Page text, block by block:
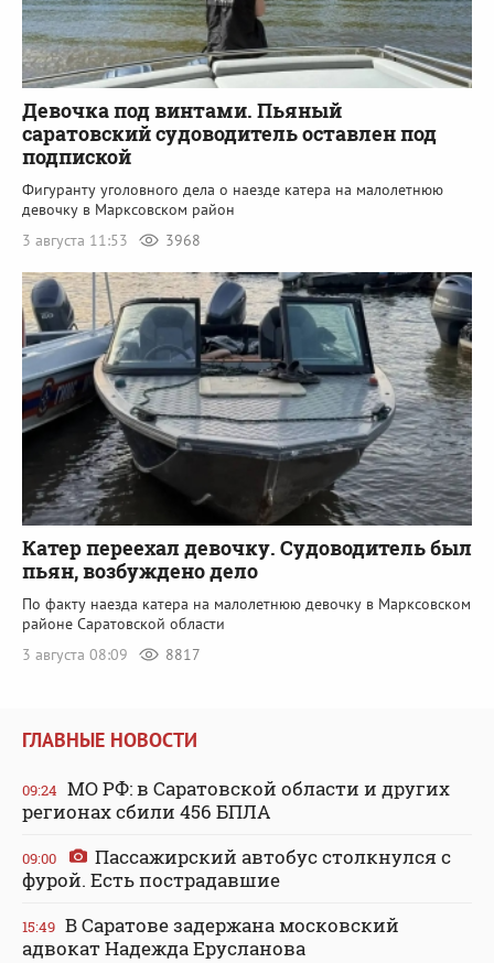
Девочка под винтами. Пьяный
саратовский судоводитель оставлен под
подпиской
Фигуранту уголовного дела о наезде катера на малолетнюю
девочку в Марксовском район
3 августа 11:53
3968
Катер переехал девочку. Судоводитель был
пьян, возбуждено дело
По факту наезда катера на малолетнюю девочку в Марксовском
районе Саратовской области
3 августа 08:09
8817
ГЛАВНЫЕ НОВОСТИ
09:24 МО РФ: в Саратовской области и других
регионах сбили 456 БПЛА
09:00
Пассажирский автобус столкнулся с
фурой. Есть пострадавшие
15:49 В Саратове задержана московский
адвокат Надежда Ерусланова